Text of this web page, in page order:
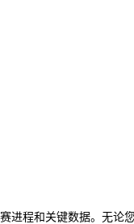
进程和关键数据。无论